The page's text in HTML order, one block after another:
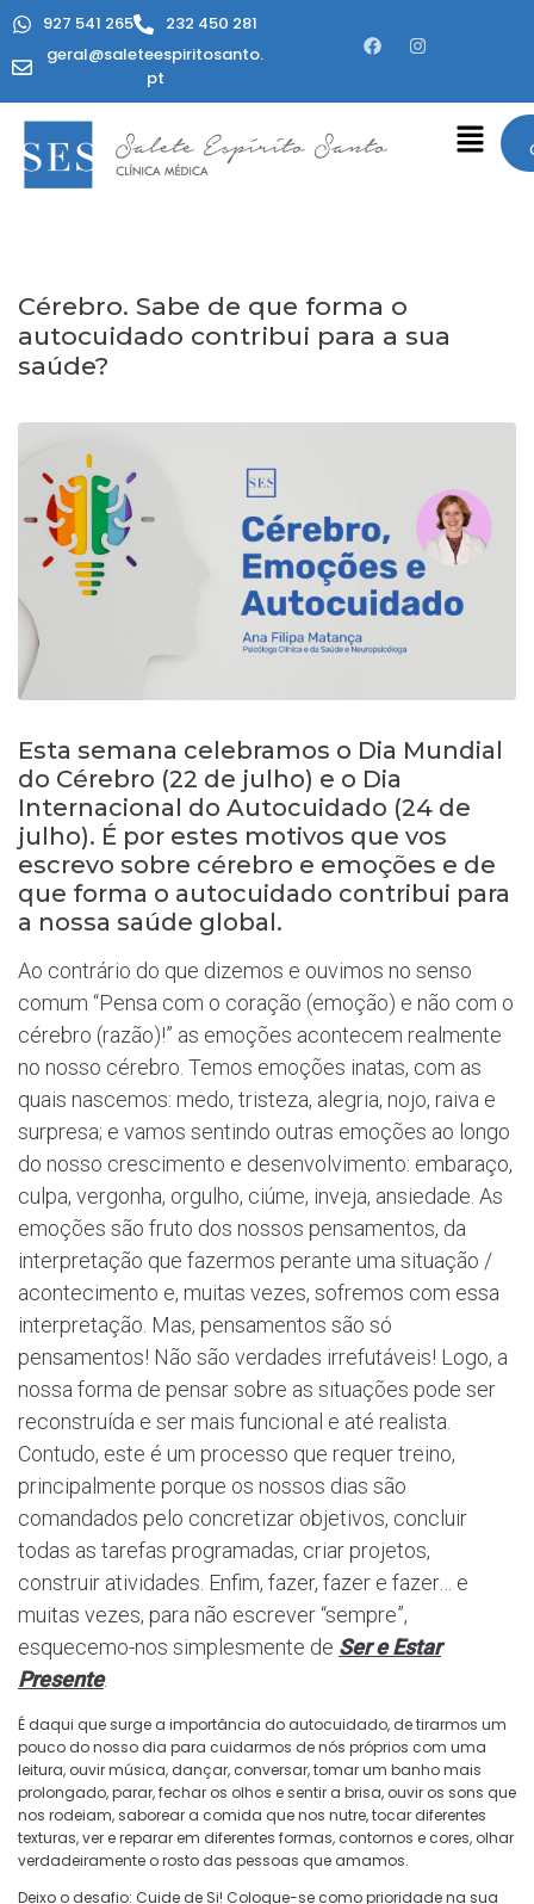
927 541 265
232 450 281
geral@saleteespiritosanto.
pt
Cérebro. Sabe de que forma o
autocuidado contribui para a sua
saúde?
Esta semana celebramos o Dia Mundial
do Cérebro (22 de julho) e o Dia
Internacional do Autocuidado (24 de
julho). É por estes motivos que vos
escrevo sobre cérebro e emoções e de
que forma o autocuidado contribui para
a nossa saúde global.
Ao contrário do que dizemos e ouvimos no senso
comum “Pensa com o coração (emoção) e não com o
cérebro (razão)!” as emoções acontecem realmente
no nosso cérebro. Temos emoções inatas, com as
quais nascemos: medo, tristeza, alegria, nojo, raiva e
surpresa; e vamos sentindo outras emoções ao longo
do nosso crescimento e desenvolvimento: embaraço,
culpa, vergonha, orgulho, ciúme, inveja, ansiedade. As
emoções são fruto dos nossos pensamentos, da
interpretação que fazermos perante uma situação /
acontecimento e, muitas vezes, sofremos com essa
interpretação. Mas, pensamentos são só
pensamentos! Não são verdades irrefutáveis! Logo, a
nossa forma de pensar sobre as situações pode ser
reconstruída e ser mais funcional e até realista.
Contudo, este é um processo que requer treino,
principalmente porque os nossos dias são
comandados pelo concretizar objetivos, concluir
todas as tarefas programadas, criar projetos,
construir atividades. Enfim, fazer, fazer e fazer… e
muitas vezes, para não escrever “sempre”,
esquecemo-nos simplesmente de Ser e Estar
Presente.
É daqui que surge a importância do autocuidado, de tirarmos um
pouco do nosso dia para cuidarmos de nós próprios com uma
leitura, ouvir música, dançar, conversar, tomar um banho mais
prolongado, parar, fechar os olhos e sentir a brisa, ouvir os sons que
nos rodeiam, saborear a comida que nos nutre, tocar diferentes
texturas, ver e reparar em diferentes formas, contornos e cores, olhar
verdadeiramente o rosto das pessoas que amamos.
Deixo o desafio: Cuide de Si! Coloque-se como prioridade na sua